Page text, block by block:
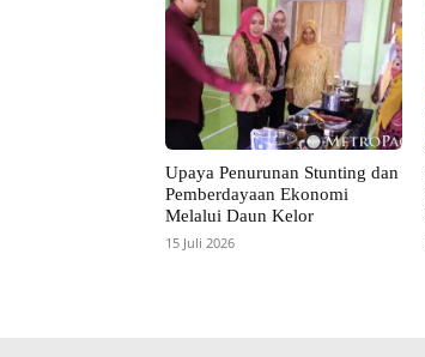
Upaya Penurunan Stunting dan
Pemberdayaan Ekonomi
Melalui Daun Kelor
15 Juli 2026